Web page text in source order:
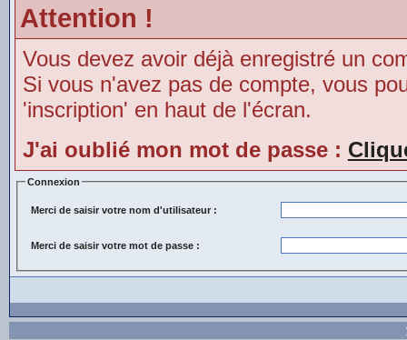
Attention !
Vous devez avoir déjà enregistré un
Si vous n'avez pas de compte, vous
'inscription' en haut de l'écran.
J'ai oublié mon mot de passe :
Connexion
Merci de saisir votre nom d'utilisateur :
Merci de saisir votre mot de passe :